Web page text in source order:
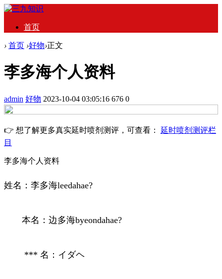
首页
› 首页 ›好物›正文
李多海个人资料
admin 好物 2023-10-04 03:05:16 676 0
👉 想了解更多真实延时喷剂测评，可查看： 延时喷剂测评栏
目
李多海个人资料
姓名：李多海leedahae?
本名：边多海byeondahae?
*** 名：イダヘ